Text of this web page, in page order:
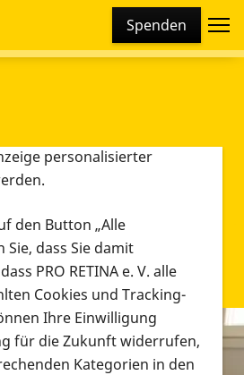
Spenden
verschiedene Cookies und
beinhaltet Cookies und
personalisierter
den Button „Alle
dass Sie damit
PRO RETINA e. V. alle
Cookies und Tracking-
Ihre Einwilligung
für die Zukunft widerrufen,
Kategorien in den